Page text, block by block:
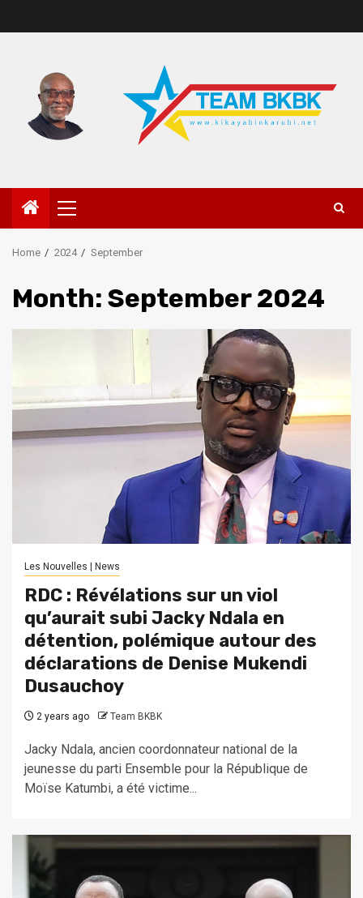
Home 2024 September
Month: September 2024
Les Nouvelles | News
RDC : Révélations sur un viol
qu’aurait subi Jacky Ndala en
détention, polémique autour des
déclarations de Denise Mukendi
Dusauchoy
2 years ago Team BKBK
Jacky Ndala, ancien coordonnateur national de la
jeunesse du parti Ensemble pour la République de
Moïse Katumbi, a été victime...